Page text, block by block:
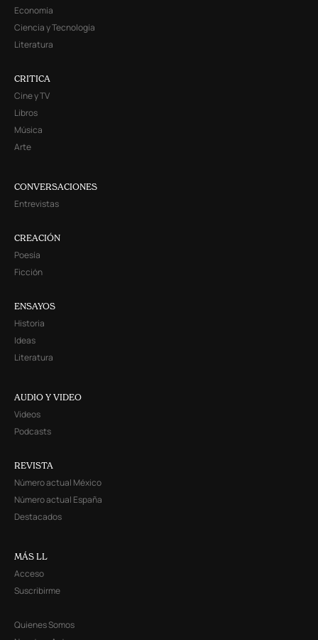
Economía
Ciencia y Tecnología
Literatura
CRITICA
Cine y TV
Libros
Música
Arte
CONVERSACIONES
Entrevistas
CREACIÓN
Poesía
Ficción
ENSAYOS
Historia
Ideas
Literatura
AUDIO Y VIDEO
Videos
Podcasts
REVISTA
Número actual México
Número actual España
Destacados
MÁS LL
Acceso
Suscribirme
Quienes Somos